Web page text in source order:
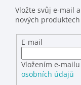
Vložte svůj e-mail
nových
E-mail
Vložením e-
osobních údajů